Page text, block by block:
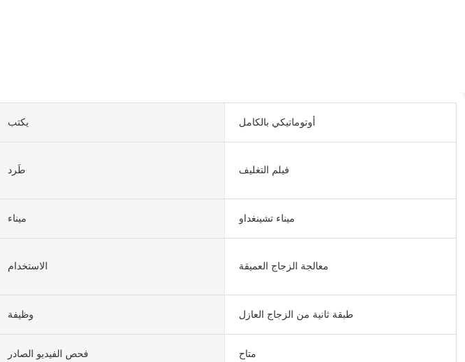
يكتب أوتوماتيكي بالكامل
طَرد فيلم التغليف
ميناء ميناء تشينغداو
الاستخدام معالجة الزجاج العميقة
وظيفة طبقة ثانية من الزجاج العازل
فحص الفيديو الصادر متاح